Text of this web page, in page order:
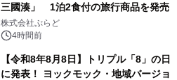
三國湊」 1泊2食付の旅行商品を発売
株式会社ぷらど
4時間前
【令和8年8月8日】トリプル「8」の日
に発表！ ヨックモック・地域バージョ